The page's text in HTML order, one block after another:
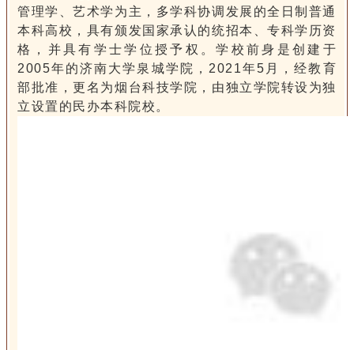
管理学、艺术学为主，多学科协调发展的全日制普通
本科高校，具有颁发国家承认的统招本、专科学历资
格，并具有学士学位授予权。学校前身是创建于
2005年的济南大学泉城学院，2021年5月，经教育
部批准，更名为烟台科技学院，由独立学院转设为独
立设置的民办本科院校。